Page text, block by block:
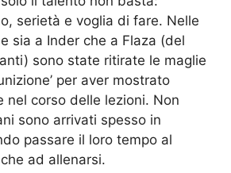
serietà e voglia di fare. Nelle
sia a Inder che a Flaza (del
sono state ritirate le maglie
per aver mostrato
nel corso delle lezioni. Non
sono arrivati spesso in
passare il loro tempo al
ad allenarsi.